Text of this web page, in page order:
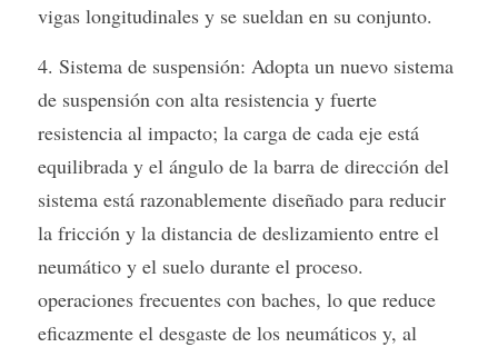
vigas longitudinales y se sueldan en su conjunto.
4. Sistema de suspensión: Adopta un nuevo sistema
de suspensión con alta resistencia y fuerte
resistencia al impacto; la carga de cada eje está
equilibrada y el ángulo de la barra de dirección del
sistema está razonablemente diseñado para reducir
la fricción y la distancia de deslizamiento entre el
neumático y el suelo durante el proceso.
operaciones frecuentes con baches, lo que reduce
eficazmente el desgaste de los neumáticos y, al